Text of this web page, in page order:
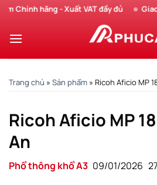
Chuyển
nội
hãng - Xuất VAT đầy đủ Giao
Trang chủ » Sản phẩm » Ricoh Aficio MP
Ricoh Aficio MP
An
Phổ thông khổ A3 09/01/2026